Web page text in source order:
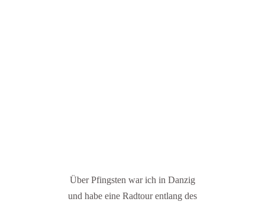
Über Pfingsten war ich in Danzig
und habe eine Radtour entlang des